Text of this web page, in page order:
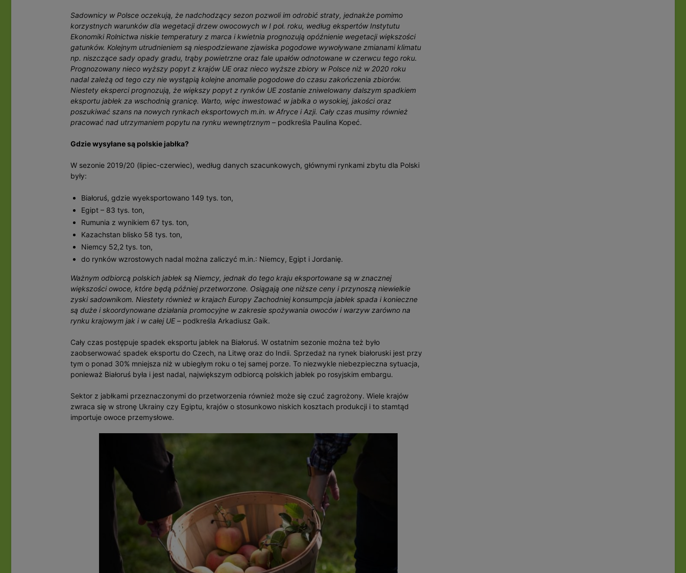
Sadownicy w Polsce oczekują, że nadchodzący sezon pozwoli im odrobić straty, jednakże pomimo
korzystnych warunków dla wegetacji drzew owocowych w I poł. roku, według ekspertów Instytutu
Ekonomiki Rolnictwa niskie temperatury z marca i kwietnia prognozują opóźnienie wegetacji większości
gatunków. Kolejnym utrudnieniem są niespodziewane zjawiska pogodowe wywoływane zmianami klimatu
np. niszczące sady opady gradu, trąby powietrzne oraz fale upałów odnotowane w czerwcu tego roku.
Prognozowany nieco wyższy popyt z krajów UE oraz nieco wyższe zbiory w Polsce niż w 2020 roku
nadal zależą od tego czy nie wystąpią kolejne anomalie pogodowe do czasu zakończenia zbiorów.
Niestety eksperci prognozują, że większy popyt z rynków UE zostanie zniwelowany dalszym spadkiem
eksportu jabłek za wschodnią granicę. Warto, więc inwestować w jabłka o wysokiej, jakości oraz
poszukiwać szans na nowych rynkach eksportowych m.in. w Afryce i Azji. Cały czas musimy również
pracować nad utrzymaniem popytu na rynku wewnętrznym – podkreśla Paulina Kopeć.
Gdzie wysyłane są polskie jabłka?
W sezonie 2019/20 (lipiec-czerwiec), według danych szacunkowych, głównymi rynkami zbytu dla Polski
były:
Białoruś, gdzie wyeksportowano 149 tys. ton,
Egipt – 83 tys. ton,
Rumunia z wynikiem 67 tys. ton,
Kazachstan blisko 58 tys. ton,
Niemcy 52,2 tys. ton,
do rynków wzrostowych nadal można zaliczyć m.in.: Niemcy, Egipt i Jordanię.
Ważnym odbiorcą polskich jabłek są Niemcy, jednak do tego kraju eksportowane są w znacznej
większości owoce, które będą później przetworzone. Osiągają one niższe ceny i przynoszą niewielkie
zyski sadownikom. Niestety również w krajach Europy Zachodniej konsumpcja jabłek spada i konieczne
są duże i skoordynowane działania promocyjne w zakresie spożywania owoców i warzyw zarówno na
rynku krajowym jak i w całej UE– podkreśla Arkadiusz Gaik.
Cały czas postępuje spadek eksportu jabłek na Białoruś. W ostatnim sezonie można też było
zaobserwować spadek eksportu do Czech, na Litwę oraz do Indii. Sprzedaż na rynek białoruski jest przy
tym o ponad 30% mniejsza niż w ubiegłym roku o tej samej porze. To niezwykle niebezpieczna sytuacja,
ponieważ Białoruś była i jest nadal, największym odbiorcą polskich jabłek po rosyjskim embargu.
Sektor z jabłkami przeznaczonymi do przetworzenia również może się czuć zagrożony. Wiele krajów
zwraca się w stronę Ukrainy czy Egiptu, krajów o stosunkowo niskich kosztach produkcji i to stamtąd
importuje owoce przemysłowe.